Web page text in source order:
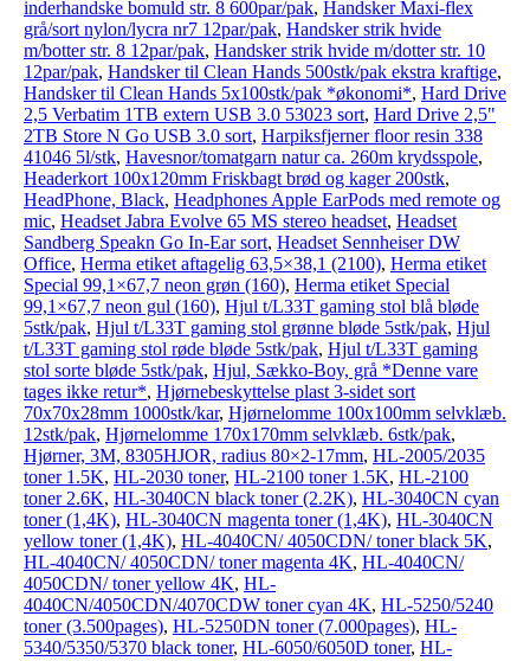
inderhandske bomuld str. 8 600par/pak, Handsker Maxi-flex
grå/sort nylon/lycra nr7 12par/pak, Handsker strik hvide
m/botter str. 8 12par/pak, Handsker strik hvide m/dotter str. 10
12par/pak, Handsker til Clean Hands 500stk/pak ekstra kraftige,
Handsker til Clean Hands 5x100stk/pak *økonomi*, Hard Drive
2,5 Verbatim 1TB extern USB 3.0 53023 sort, Hard Drive 2,5"
2TB Store N Go USB 3.0 sort, Harpiksfjerner floor resin 338
41046 5l/stk, Havesnor/tomatgarn natur ca. 260m krydsspole,
Headerkort 100x120mm Friskbagt brød og kager 200stk,
HeadPhone, Black, Headphones Apple EarPods med remote og
mic, Headset Jabra Evolve 65 MS stereo headset, Headset
Sandberg Speakn Go In-Ear sort, Headset Sennheiser DW
Office, Herma etiket aftagelig 63,5×38,1 (2100), Herma etiket
Special 99,1×67,7 neon grøn (160), Herma etiket Special
99,1×67,7 neon gul (160), Hjul t/L33T gaming stol blå bløde
5stk/pak, Hjul t/L33T gaming stol grønne bløde 5stk/pak, Hjul
t/L33T gaming stol røde bløde 5stk/pak, Hjul t/L33T gaming
stol sorte bløde 5stk/pak, Hjul, Sækko-Boy, grå *Denne vare
tages ikke retur*, Hjørnebeskyttelse plast 3-sidet sort
70x70x28mm 1000stk/kar, Hjørnelomme 100x100mm selvklæb.
12stk/pak, Hjørnelomme 170x170mm selvklæb. 6stk/pak,
Hjørner, 3M, 8305HJOR, radius 80×2-17mm, HL-2005/2035
toner 1.5K, HL-2030 toner, HL-2100 toner 1.5K, HL-2100
toner 2.6K, HL-3040CN black toner (2.2K), HL-3040CN cyan
toner (1,4K), HL-3040CN magenta toner (1,4K), HL-3040CN
yellow toner (1,4K), HL-4040CN/ 4050CDN/ toner black 5K,
HL-4040CN/ 4050CDN/ toner magenta 4K, HL-4040CN/
4050CDN/ toner yellow 4K, HL-
4040CN/4050CDN/4070CDW toner cyan 4K, HL-5250/5240
toner (3.500pages), HL-5250DN toner (7.000pages), HL-
5340/5350/5370 black toner, HL-6050/6050D toner, HL-